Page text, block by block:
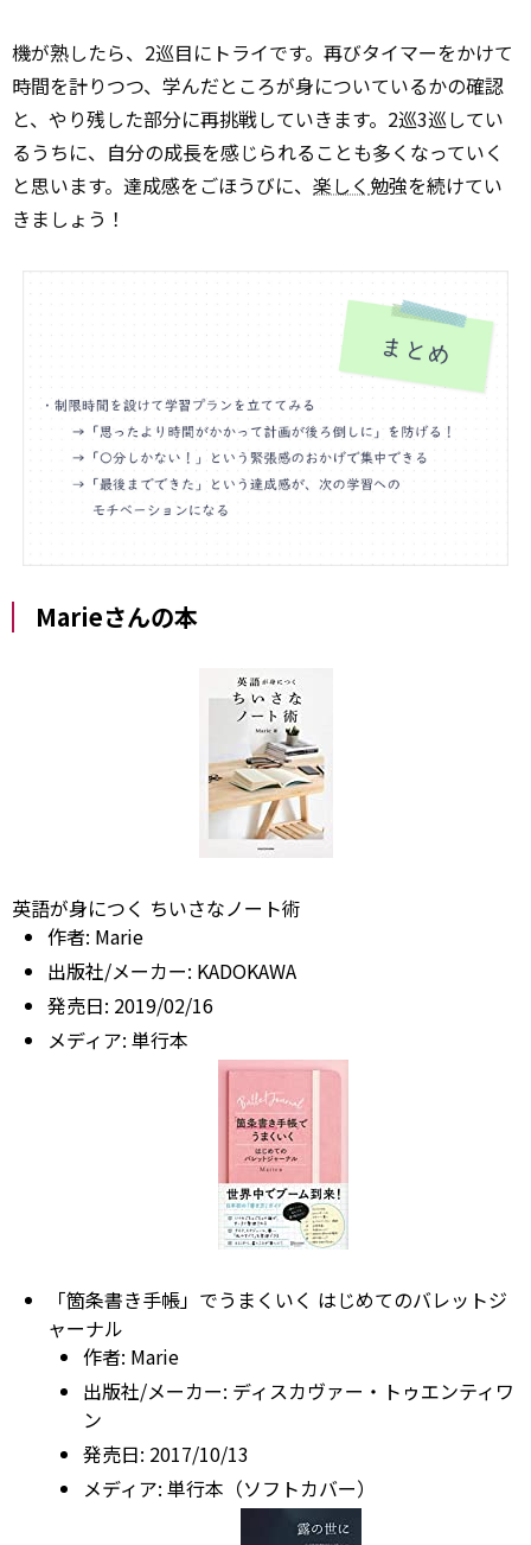
機が熟したら、2巡目にトライです。再びタイマーをかけて
時間を計りつつ、学んだところが身についているかの確認
と、やり残した部分に再挑戦していきます。2巡3巡してい
るうちに、自分の成長を感じられることも多くなっていく
と思います。達成感をごほうびに、 楽しく 勉強を続けてい
きましょう！
Marieさんの本
英語が身につく ちいさなノート術
作者: Marie
出版社/メーカー: KADOKAWA
発売日: 2019/02/16
メディア: 単行本
「箇条書き手帳」でうまくいく はじめてのバレットジ
ャーナル
作者: Marie
出版社/メーカー: ディスカヴァー・トゥエンティワ
ン
発売日: 2017/10/13
メディア: 単行本（ソフトカバー）